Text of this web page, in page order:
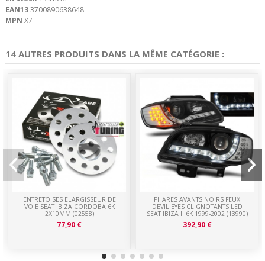
EAN133700890638648
MPN X7
14 AUTRES PRODUITS DANS LA MÊME CATÉGORIE :
ENTRETOISES ELARGISSEUR DE
VOIE SEAT IBIZA CORDOBA 6K
2X10MM (02558)
77,90 €
PHARES AVANTS NOIRS FEUX
DEVIL EYES CLIGNOTANTS LED
SEAT IBIZA II 6K 1999-2002 (13990)
392,90 €